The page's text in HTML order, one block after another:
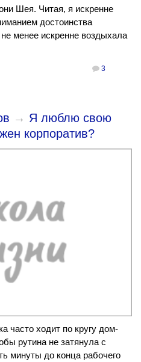
Шея. Читая, я искренне
достоинства
менее искренне воздыхала
3
→ Я люблю свою
корпоратив?
часто ходит по кругу дом-
рутина не затянула с
минуты до конца рабочего